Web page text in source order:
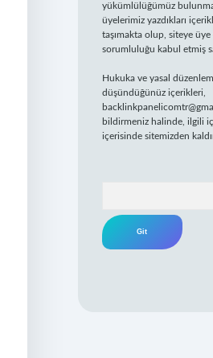
yükümlülüğümüz
üyelerimiz yazdıkları
taşımakta olup, siteye
sorumluluğu kabul etmiş
Hukuka ve yasal
düşündüğünüz içerikleri,
bildirmeniz halinde, ilgili
içerisinde sitemizden